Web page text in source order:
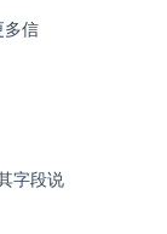
多信
字段说